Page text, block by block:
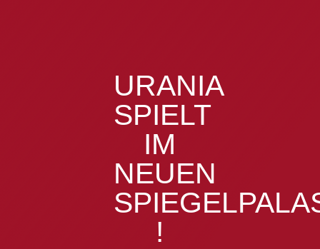
URANIA
SPIELT
IM
NEUEN
!